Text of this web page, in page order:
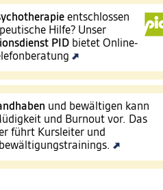
entschlossen
Hilfe? Unser
PID bietet Online-
und bewältigen kann
und Burnout vor. Das
führt Kursleiter und